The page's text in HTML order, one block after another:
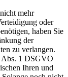
mehr
oder
haben Sie
der
zu verlangen.
Abs. 1 DSGVO
Ihren und